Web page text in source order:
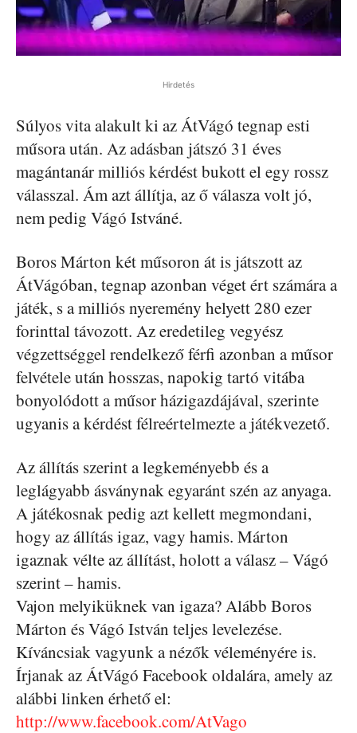
Hirdetés
Súlyos vita alakult ki az ÁtVágó tegnap esti
műsora után. Az adásban játszó 31 éves
magántanár milliós kérdést bukott el egy rossz
válasszal. Ám azt állítja, az ő válasza volt jó,
nem pedig Vágó Istváné.
Boros Márton két műsoron át is játszott az
ÁtVágóban, tegnap azonban véget ért számára a
játék, s a milliós nyeremény helyett 280 ezer
forinttal távozott. Az eredetileg vegyész
végzettséggel rendelkező férfi azonban a műsor
felvétele után hosszas, napokig tartó vitába
bonyolódott a műsor házigazdájával, szerinte
ugyanis a kérdést félreértelmezte a játékvezető.
Az állítás szerint a legkeményebb és a
leglágyabb ásványnak egyaránt szén az anyaga.
A játékosnak pedig azt kellett megmondani,
hogy az állítás igaz, vagy hamis. Márton
igaznak vélte az állítást, holott a válasz – Vágó
szerint – hamis.
Vajon melyiküknek van igaza? Alább Boros
Márton és Vágó István teljes levelezése.
Kíváncsiak vagyunk a nézők véleményére is.
Írjanak az ÁtVágó Facebook oldalára, amely az
alábbi linken érhető el:
http://www.facebook.com/AtVago